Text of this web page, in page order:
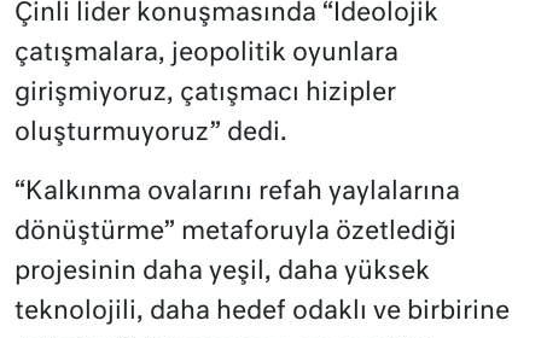
Çinli lider konuşmasında “İdeolojik
çatışmalara, jeopolitik oyunlara
girişmiyoruz, çatışmacı hizipler
oluşturmuyoruz” dedi.
“Kalkınma ovalarını refah yaylalarına
dönüştürme” metaforuyla özetlediği
projesinin daha yeşil, daha yüksek
teknolojili, daha hedef odaklı ve birbirine